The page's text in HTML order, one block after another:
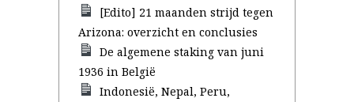
[Edito] 21 maanden strijd tegen
Arizona: overzicht en conclusies
De algemene staking van juni
1936 in België
Indonesië, Nepal, Peru,